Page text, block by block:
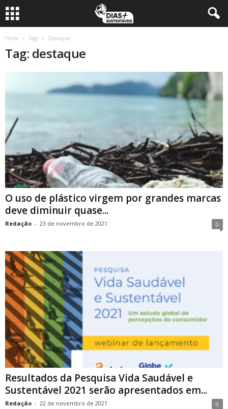
Home Tags Destaque
Tag: destaque
O uso de plástico virgem por grandes marcas
deve diminuir quase...
Redação - 23 de novembro de 2021 0
Resultados da Pesquisa Vida Saudável e
Sustentável 2021 serão apresentados em...
Redação - 22 de novembro de 2021 0